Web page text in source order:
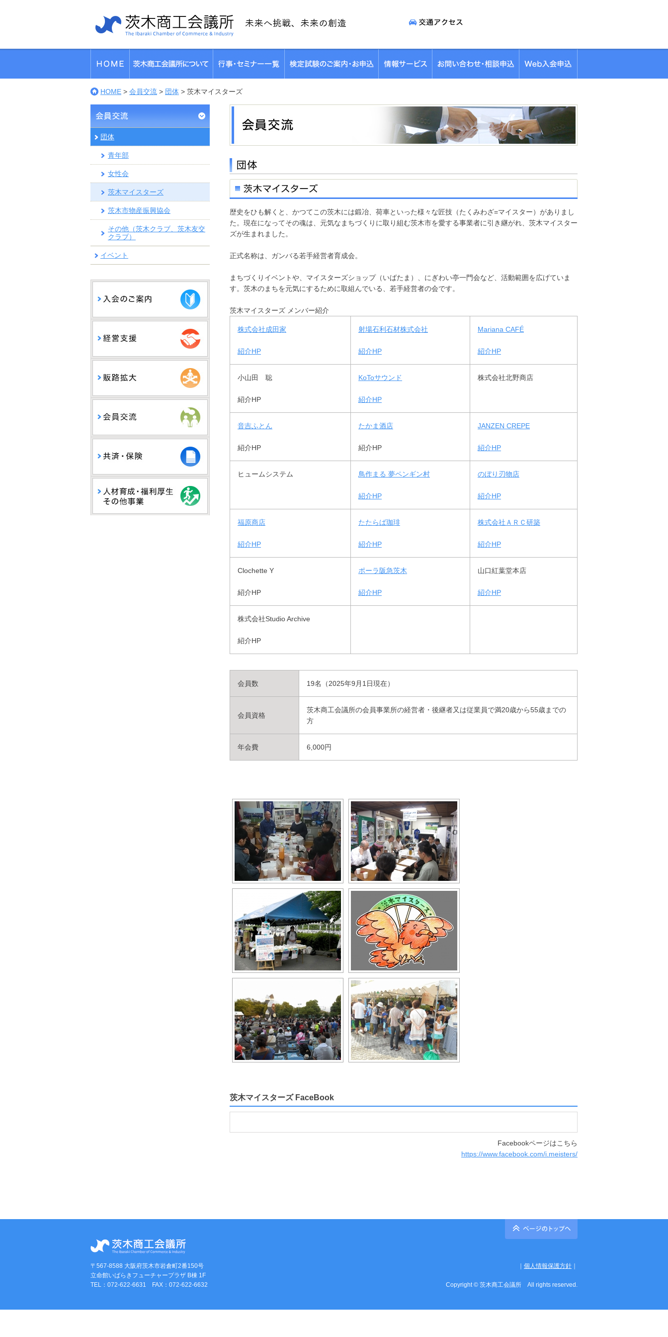
HOME > 会員交流 > 団体 > 茨木マイスターズ
団体
青年部
女性会
茨木マイスターズ
茨木市物産振興協会
その他（茨木クラブ、茨木友交
クラブ）
イベント
歴史をひも解くと、かつてこの茨木には鍛冶、荷車といった様々な匠技（たくみわざ=マイスター）がありまし
た。現在になってその魂は、元気なまちづくりに取り組む茨木市を愛する事業者に引き継がれ、茨木マイスター
ズが生まれました。
正式名称は、ガンバる若手経営者育成会。
まちづくりイベントや、マイスターズショップ（いばたま）、にぎわい亭一門会など、活動範囲を広げていま
す。茨木のまちを元気にするために取組んでいる、若手経営者の会です。
茨木マイスターズ メンバー紹介
株式会社成田家
紹介HP
射場石利石材株式会社
紹介HP
Mariana CAFÉ
紹介HP
小山田 聡
紹介HP
KoToサウンド
紹介HP
株式会社北野商店
音吉ふとん
紹介HP
たかま酒店
紹介HP
JANZEN CREPE
紹介HP
ヒュームシステム 鳥作まる 夢ペンギン村
紹介HP
のぼり刃物店
紹介HP
福原商店
紹介HP
たたらば珈琲
紹介HP
株式会社ＡＲＣ研築
紹介HP
Clochette Y
紹介HP
ポーラ阪急茨木
紹介HP
山口紅葉堂本店
紹介HP
株式会社Studio Archive
紹介HP
会員数 19名（2025年9月1日現在）
会員資格
茨木商工会議所の会員事業所の経営者・後継者又は従業員で満20歳から55歳までの
方
年会費 6,000円
茨木マイスターズ FaceBook
Facebookページはこちら
https://www.facebook.com/i.meisters/
〒567-8588 大阪府茨木市岩倉町2番150号
立命館いばらきフューチャープラザ B棟 1F
TEL：072-622-6631 FAX：072-622-6632
個人情報保護方針
Copyright © 茨木商工会議所 All rights reserved.